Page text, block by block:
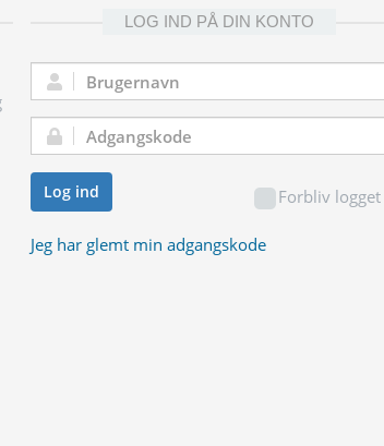
LOG IND PÅ DIN KONTO
Brugernavn:
Adgangskode:
Forbliv
Log ind
Jeg har glemt min adgangskode